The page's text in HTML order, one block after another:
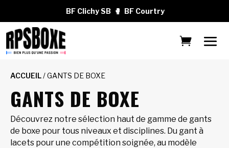
BF Clichy SB 🥊 BF Courtry
ACCUEIL/ GANTS DE BOXE
GANTS DE BOXE
Découvrez notre sélection haut de gamme de gants
de boxe pour tous niveaux et disciplines. Du gant à
lacets pour une compétition soignée, au modèle